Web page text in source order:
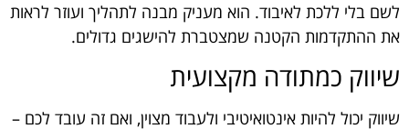
לשם בלי ללכת לאיבוד. הוא מעניק מבנה לתהליך ועוזר לראות
את ההתקדמות הקטנה שמצטברת להישגים גדולים.
שיווק כמתודה מקצועית
שיווק יכול להיות אינטואיטיבי ולעבוד מצוין, ואם זה עובד לכם –